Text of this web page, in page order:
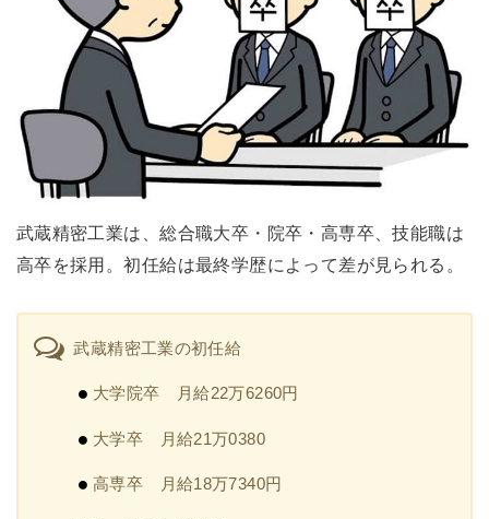
武蔵精密工業は、総合職大卒・院卒・高専卒、技能職は
高卒を採用。初任給は最終学歴によって差が見られる。
武蔵精密工業の初任給
大学院卒 月給22万6260円
大学卒 月給21万0380
高専卒 月給18万7340円